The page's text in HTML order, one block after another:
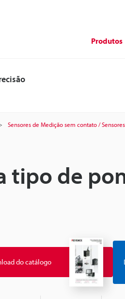
Produtos
Sensores de Medição sem contato /
tipo de
do catálogo